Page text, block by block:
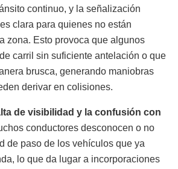
continuo, y la señalización
clara para quienes no están
zona. Esto provoca que algunos
carril sin suficiente antelación o que
brusca, generando maniobras
derivar en colisiones.
de visibilidad y la confusión con
conductores desconocen o no
de paso de los vehículos que ya
lo que da lugar a incorporaciones